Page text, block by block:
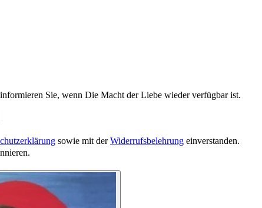
Sie, wenn Die Macht der Liebe wieder verfügbar ist.
sowie mit derWiderrufsbelehrung einverstanden.